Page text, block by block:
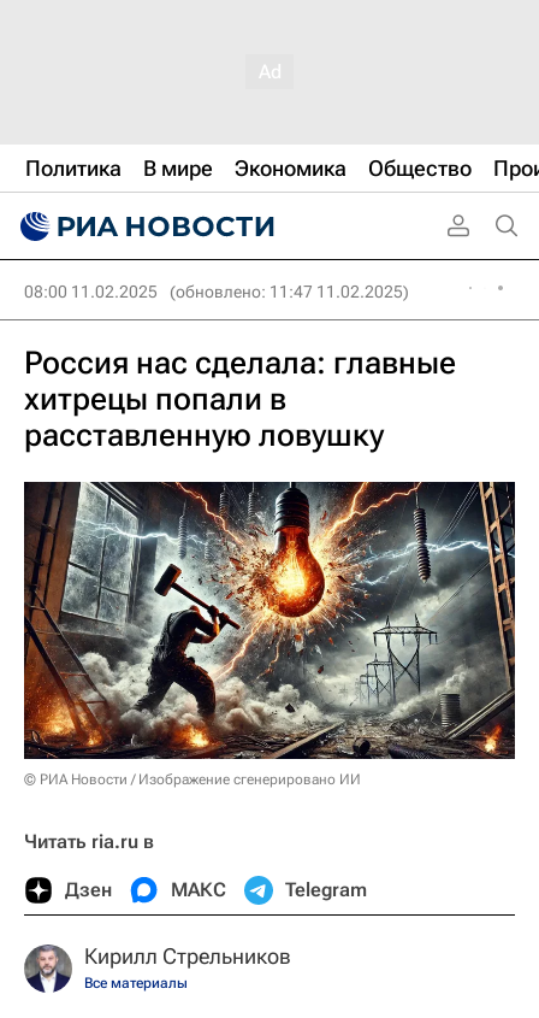
Политика В мире Экономика Общество
08:00 11.02.2025 (обновлено: 11:47 11.02.2025)
Россия нас сделала: главные
хитрецы попали в
расставленную ловушку
© РИА Новости / Изображение сгенерировано ИИ
Читать ria.ru в
Дзен МАКС Telegram
Кирилл Стрельников
Все материалы